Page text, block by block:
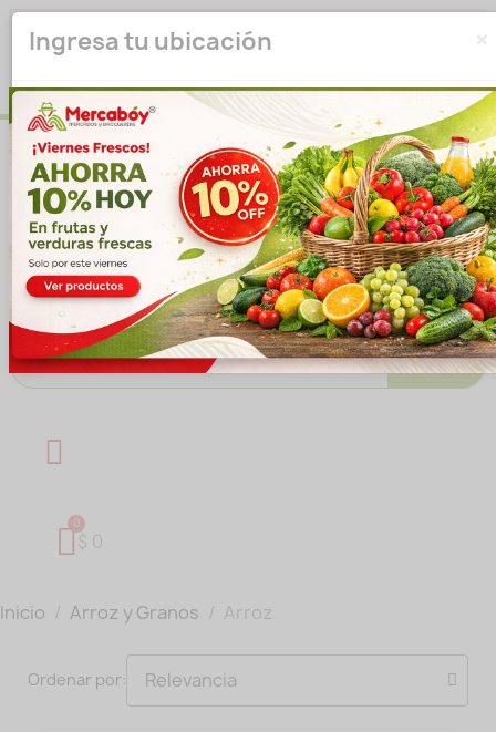
Seleccione su ubicación para que podamos verificar si
actualmente prestamos servicio en su área.
Ingresa tu ubicación
Introducir ubicación
No volver a mostrar esta ventana emergente
IR A LA TIENDA
Buscar
$ 0
Inicio Arroz y Granos Arroz
Ordenar por: